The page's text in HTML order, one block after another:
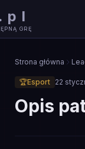
. pl
GRĘ
Strona główna
🏆Esport 22
Opis